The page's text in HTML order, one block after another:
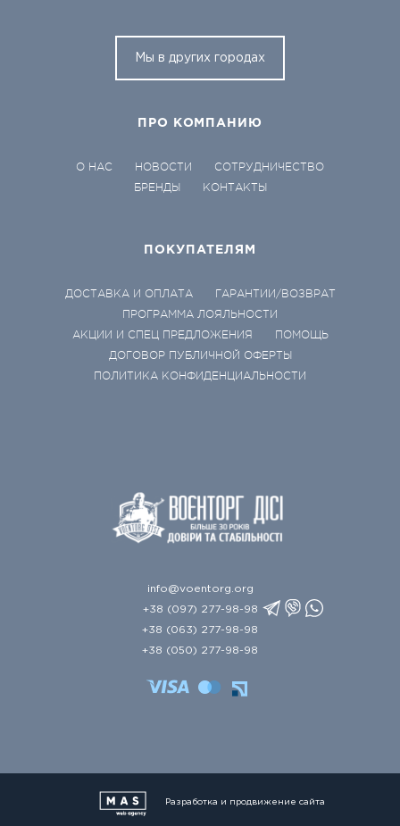
Мы в других городах
ПРО КОМПАНИЮ
О НАС НОВОСТИ
СОТРУДНИЧЕСТВО
БРЕНДЫ
КОНТАКТЫ
ПОКУПАТЕЛЯМ
ДОСТАВКА И ОПЛАТА
ГАРАНТИИ/ВОЗВРАТ
ПРОГРАММА ЛОЯЛЬНОСТИ
АКЦИИ И СПЕЦ ПРЕДЛОЖЕНИЯ
ПОМОЩЬ
ДОГОВОР ПУБЛИЧНОЙ ОФЕРТЫ
ПОЛИТИКА КОНФИДЕНЦИАЛЬНОСТИ
info@voentorg.org
+38 (097) 277-98-98
+38 (063) 277-98-98
+38 (050) 277-98-98
Разработка и продвижение сайта